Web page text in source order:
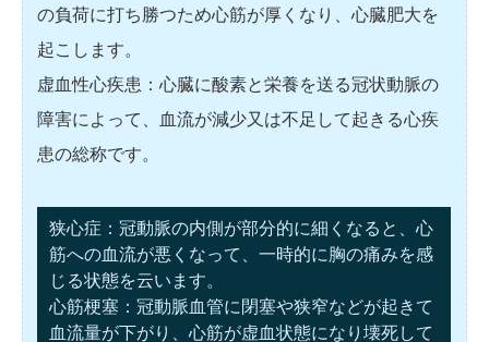
の負荷に打ち勝つため心筋が厚くなり、心臓肥大を
起こします。
虚血性心疾患：心臓に酸素と栄養を送る冠状動脈の
障害によって、血流が減少又は不足して起きる心疾
患の総称です。
狭心症：冠動脈の内側が部分的に細くなると、心
筋への血流が悪くなって、一時的に胸の痛みを感
じる状態を云います。
心筋梗塞：冠動脈血管に閉塞や狭窄などが起きて
血流量が下がり、心筋が虚血状態になり壊死して